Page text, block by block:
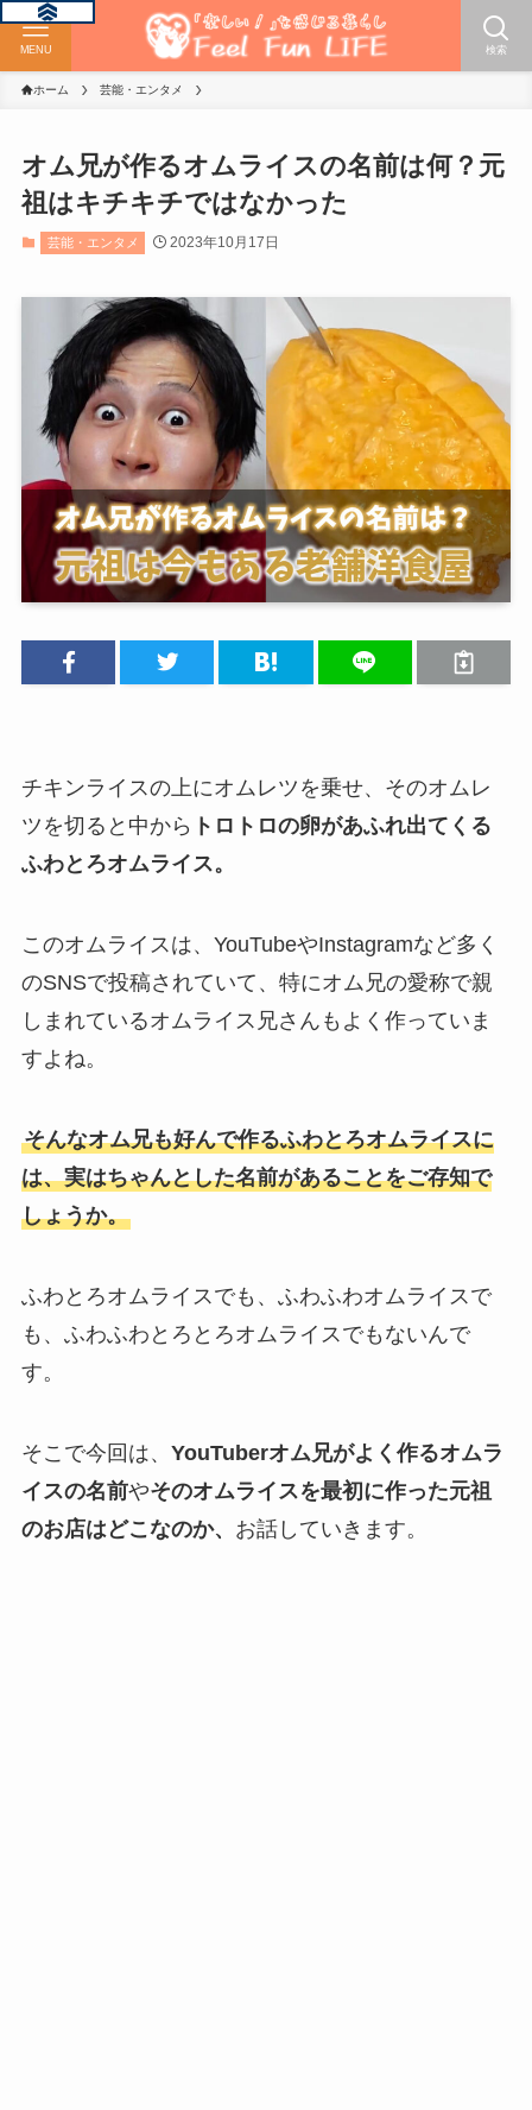
検索
MENU
ホーム 芸能・エンタメ
オム兄が作るオムライスの名前は何？元
祖はキチキチではなかった
芸能・エンタメ 2023年10月17日
チキンライスの上にオムレツを乗せ、そのオムレ
ツを切ると中から トロトロの卵があふれ出てくる
ふわとろオムライス。
このオムライスは、YouTubeやInstagramなど多く
のSNSで投稿されていて、特にオム兄の愛称で親
しまれているオムライス兄さんもよく作っていま
すよね。
そんなオム兄も好んで作るふわとろオムライスに
は、実はちゃんとした名前があることをご存知で
しょうか。
ふわとろオムライスでも、ふわふわオムライスで
も、ふわふわとろとろオムライスでもないんで
す。
そこで今回は、 YouTuberオム兄がよく作るオムラ
イスの名前やそのオムライスを最初に作った元祖
のお店はどこなのか、 お話していきます。